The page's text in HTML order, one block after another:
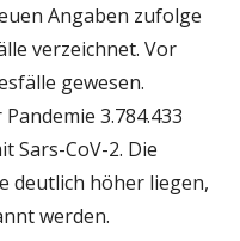
Angaben zufolge
verzeichnet. Vor
gewesen.
3.784.433
Sars-CoV-2. Die
deutlich höher liegen,
werden.